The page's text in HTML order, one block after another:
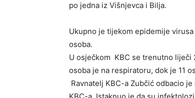
po jedna iz Višnjevca i Bilja.
Ukupno je tijekom epidemije
osoba.
U osječkom KBC se trenutno liječi
osoba je na respiratoru, dok je 11
Ravnatelj KBC-a Zubčić odbacio